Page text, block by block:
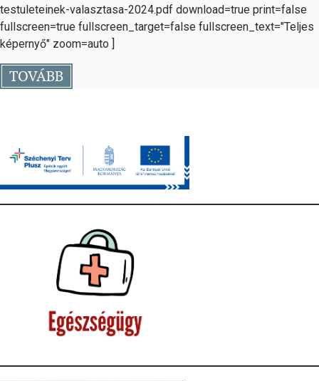
testuleteinek-valasztasa-2024.pdf download=true print=false
fullscreen=true fullscreen_target=false fullscreen_text="Teljes
képernyő" zoom=auto ]
TOVÁBB